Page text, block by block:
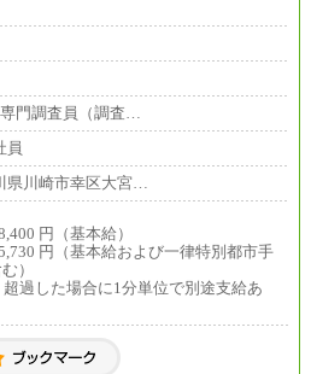
専門調査員（調査…
員
県川崎市幸区大宮…
円（基本給）
円（基本給および一律特別都市手
）
過した場合に1分単位で別途支給あ